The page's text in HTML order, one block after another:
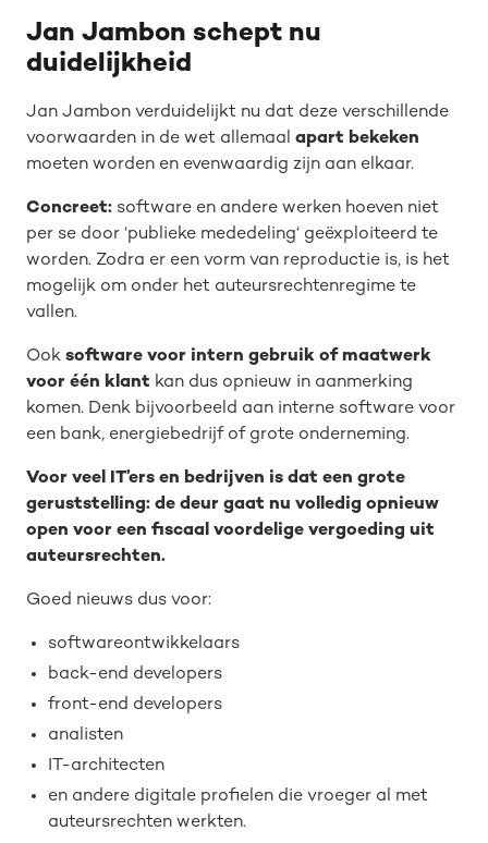
Jan Jambon schept nu
duidelijkheid
Jan Jambon verduidelijkt nu dat deze verschillende
voorwaarden in de wet allemaal apart bekeken
moeten worden en evenwaardig zijn aan elkaar.
Concreet: software en andere werken hoeven niet
per se door ‘publieke mededeling‘ geëxploiteerd te
worden. Zodra er een vorm van reproductie is, is het
mogelijk om onder het auteursrechtenregime te
vallen.
Ook software voor intern gebruik of maatwerk
voor één klant kan dus opnieuw in aanmerking
komen. Denk bijvoorbeeld aan interne software voor
een bank, energiebedrijf of grote onderneming.
Voor veel IT’ers en bedrijven is dat een grote
geruststelling: de deur gaat nu volledig opnieuw
open voor een fiscaal voordelige vergoeding uit
auteursrechten.
Goed nieuws dus voor:
softwareontwikkelaars
back-end developers
front-end developers
analisten
IT-architecten
en andere digitale profielen die vroeger al met
auteursrechten werkten.